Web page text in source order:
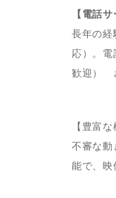
【電話
長年の
応）。
歓迎）
【豊富
不審な
能で、映